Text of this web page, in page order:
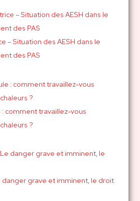
– Situation des AESH dans le
des PAS
: comment travaillez-vous
?
danger grave et imminent, le droit